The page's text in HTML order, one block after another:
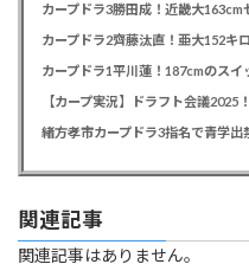
カープドラ2齊藤汰直！亜大152キ
【カープ実況】ドラフト会議2025
関連記事
関連記事はありません。